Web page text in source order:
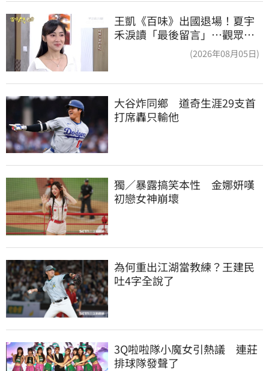
王凱《百味》出國退場！夏宇
禾淚讀「最後留言」…觀眾全
(2026年08月05日)
大谷炸同鄉　道奇生涯29支首
打席轟只輸他
獨／暴露搞笑本性　金娜妍嘆
初戀女神崩壞
為何重出江湖當教練？王建民
吐4字全說了
3Q啦啦隊小魔女引熱議　連莊
排球隊發聲了